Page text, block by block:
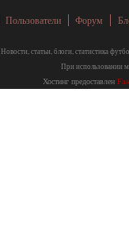
Пользователи Форум
Новости, статьи, блоги, статистика
При использовании
Хостинг предоставлен